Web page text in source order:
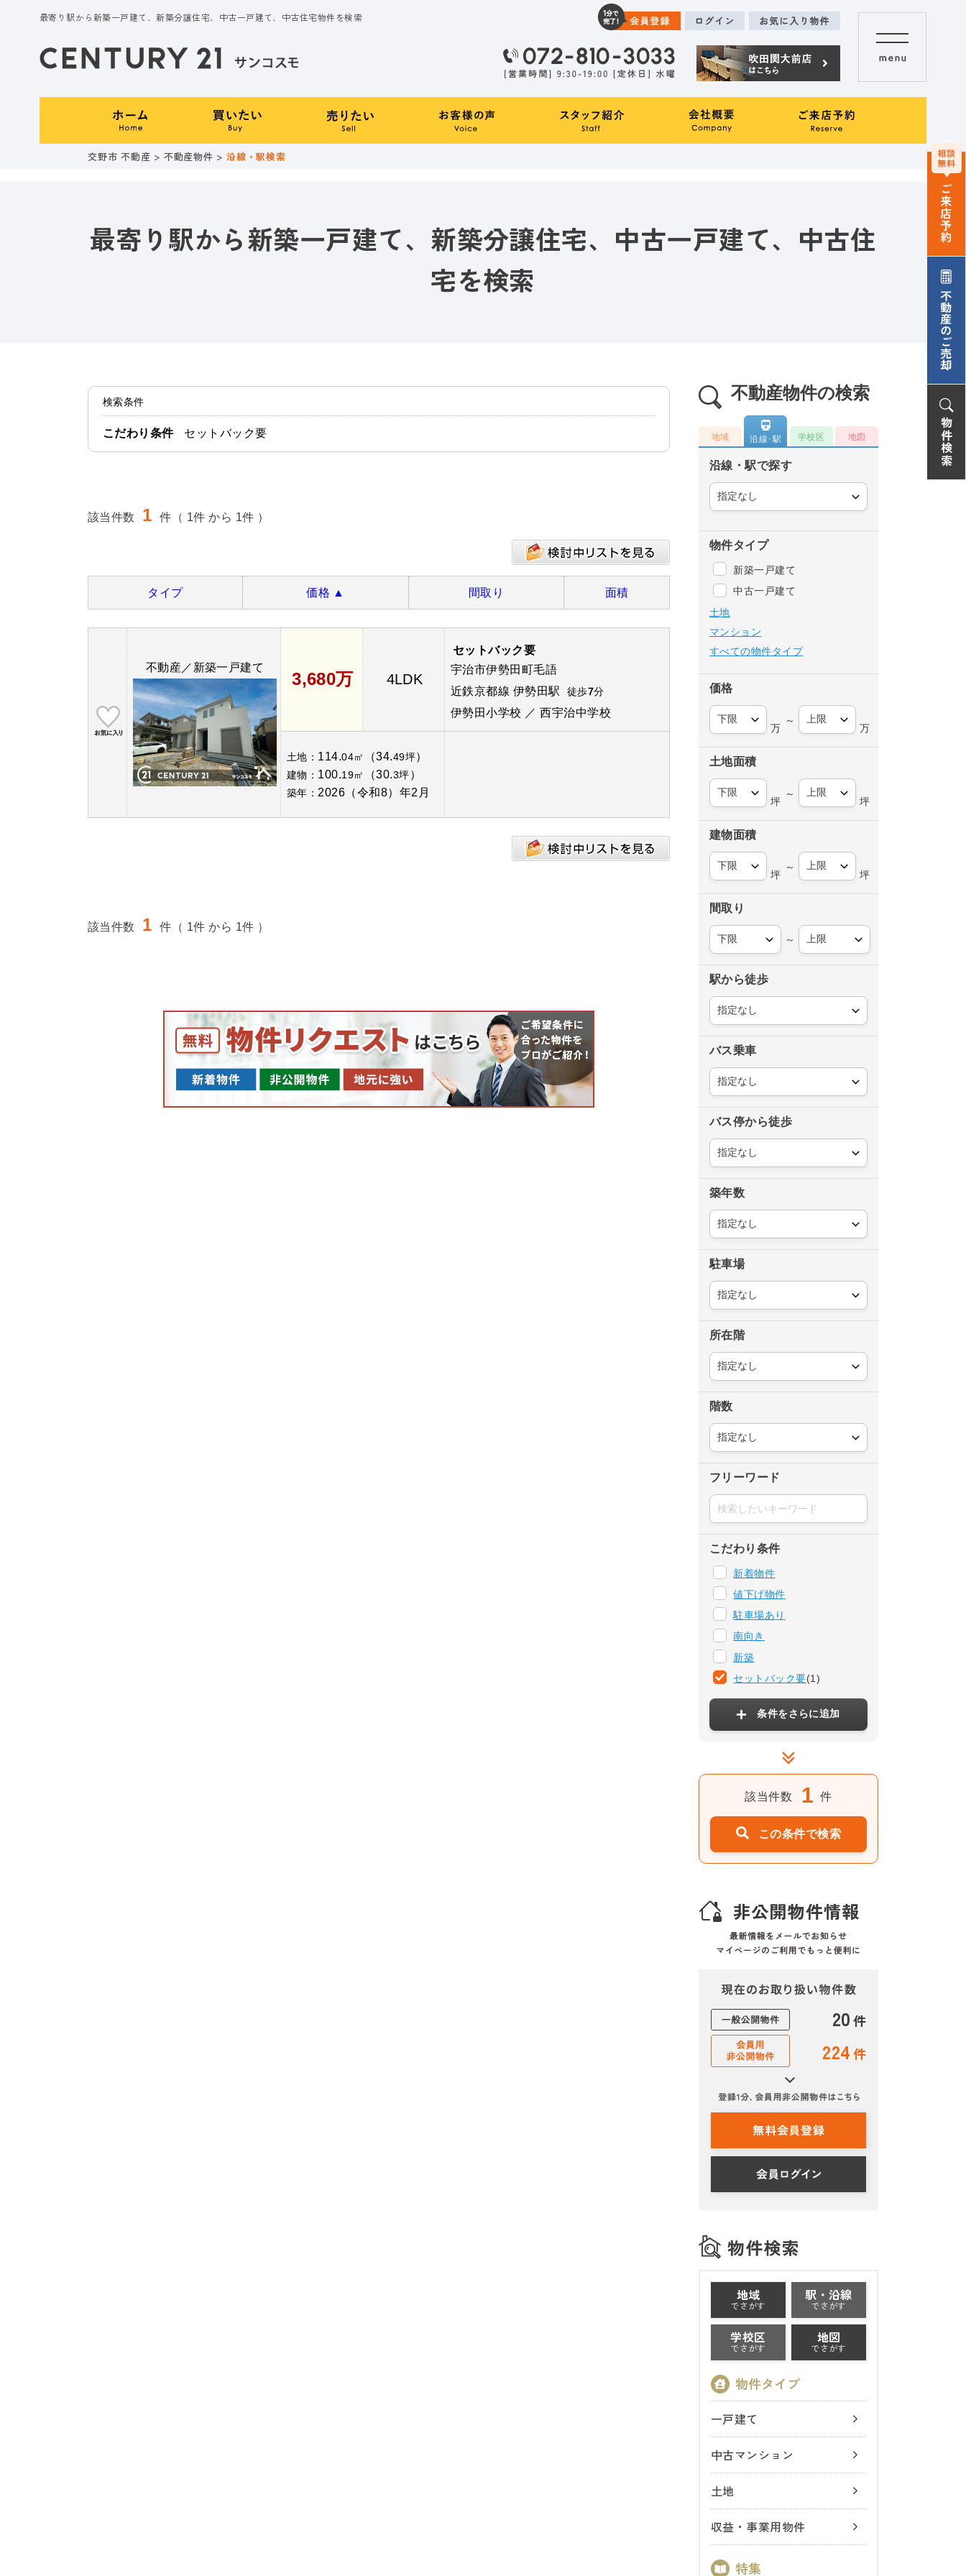
最寄り駅から新築一戸建て、新築分譲住宅、中古一戸建て、中古住宅物件を検索
交野市 不動産 > 不動産物件 >沿線・駅検索
最寄り駅から新築一戸建て、新築分譲住宅、中古一戸建て、中古住
宅を検索
検索条件
こだわり条件 セットバック要
該当件数 1 件（ 1件 から 1件 ）
タイプ 価格 ▲ 間取り 面積
不動産／新築一戸建て
3,680万 4LDK
セットバック要
宇治市伊勢田町毛語
近鉄京都線 伊勢田駅
徒歩7分
伊勢田小学校 ／ 西宇治中学校
土地： 114.04㎡ （34.49坪）
建物： 100.19㎡ （30.3坪）
築年： 2026（令和8）年2月
該当件数 1 件（ 1件 から 1件 ）
不動産物件の検索
地域 沿線･駅 学校区 地図
沿線・駅で探す
物件タイプ
新築一戸建て
中古一戸建て
土地
マンション
すべての物件タイプ
価格
万
～
万
土地面積
坪
～
坪
建物面積
坪
～
坪
間取り
～
駅から徒歩
バス乗車
バス停から徒歩
築年数
駐車場
所在階
階数
フリーワード
こだわり条件
新着物件
値下げ物件
駐車場あり
南向き
新築
セットバック要(1)
条件をさらに追加
該当件数 1 件
この条件で検索
20件
224件
地域
でさがす
駅・沿線
でさがす
学校区
でさがす
地図
でさがす
一戸建て
中古マンション
土地
収益・事業用物件